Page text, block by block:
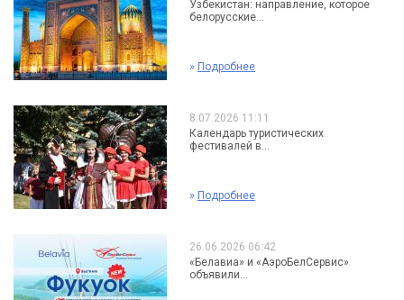
Узбекистан: направление, которое
белорусские...
» Подробнее
8.07.2026 11:11
Календарь туристических
фестивалей в...
» Подробнее
26.06.2026 06:42
«Белавиа» и «АэроБелСервис»
объявили...